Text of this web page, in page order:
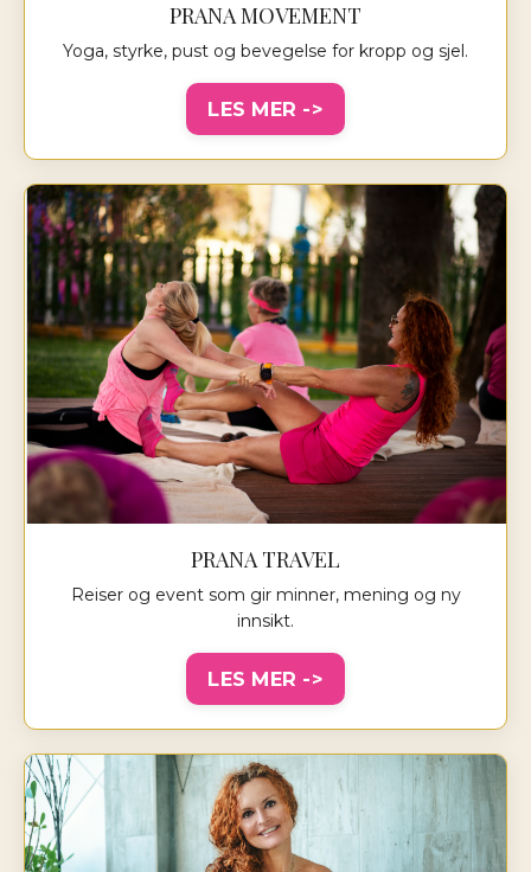
PRANA MOVEMENT
Yoga, styrke, pust og bevegelse for kropp og sjel.
LES MER ->
PRANA TRAVEL
Reiser og event som gir minner, mening og ny
innsikt.
LES MER ->